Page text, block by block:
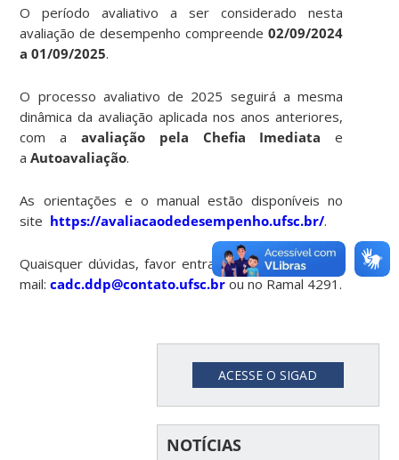
O período avaliativo a ser considerado nesta
avaliação de desempenho compreende02/09/2024
a 01/09/2025.
O processo avaliativo de 2025 seguirá a mesma
dinâmica da avaliação aplicada nos anos anteriores,
com aavaliação pela Chefia Imediatae
aAutoavaliação.
As orientações e o manual estão disponíveis no
site https://avaliacaodedesempenho.ufsc.br/.
Quaisquer dúvidas, favor entrar em contato por e-
mail:cadc.ddp@contato.ufsc.br ou no Ramal 4291.
ACESSE O SIGAD
NOTÍCIAS